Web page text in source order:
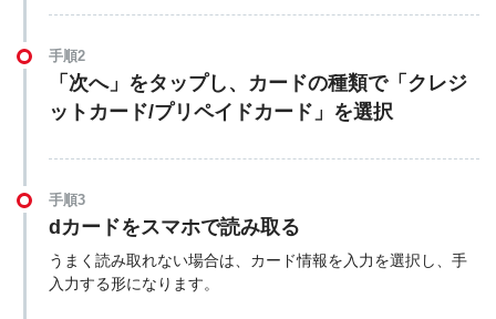
手順2
「次へ」をタップし、カードの種類で「クレジ
ットカード/プリペイドカード」を選択
手順3
dカードをスマホで読み取る
うまく読み取れない場合は、カード情報を入力を選択し、手
入力する形になります。